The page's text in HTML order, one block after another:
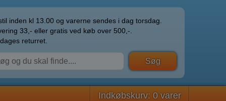
inden kl 13.00 og varerne sendes i dag torsdag.
33,- eller gratis ved køb over 500,-.
returret.
Indkøbskurv: 0 varer